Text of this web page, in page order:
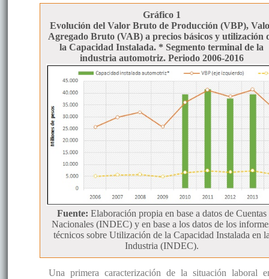
Gráfico 1
Evolución del Valor Bruto de Producción (VBP),
Agregado Bruto (VAB) a precios básicos y utilización
la Capacidad Instalada. * Segmento terminal de la
industria automotriz. Periodo 2006-2016
Fuente: Elaboración propia en base a datos de Cuentas
Nacionales (INDEC) y en base a los datos de los
técnicos sobre Utilización de la Capacidad Instalada en
Industria (INDEC).
Una primera caracterización de la situación laboral